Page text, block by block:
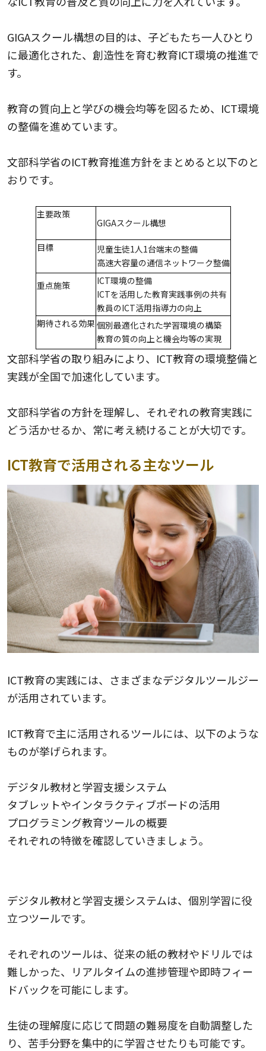
GIGAスクール構想の目的は、子どもたち一人ひとり
に最適化された、創造性を育む教育ICT環境の推進で
す。
教育の質向上と学びの機会均等を図るため、ICT環境
の整備を進めています。
文部科学省のICT教育推進方針をまとめると以下のと
おりです。
主要政策
GIGAスクール構想
目標
児童生徒1人1台端末の整備
高速大容量の通信ネットワーク整備
重点施策
ICT環境の整備
ICTを活用した教育実践事例の共有
教員のICT活用指導力の向上
期待される効果 個別最適化された学習環境の構築
教育の質の向上と機会均等の実現
文部科学省の取り組みにより、ICT教育の環境整備と
実践が全国で加速化しています。
文部科学省の方針を理解し、それぞれの教育実践に
どう活かせるか、常に考え続けることが大切です。
ICT教育で活用される主なツール
ICT教育の実践には、さまざまなデジタルツールジー
が活用されています。
ICT教育で主に活用されるツールには、以下のような
ものが挙げられます。
デジタル教材と学習支援システム
タブレットやインタラクティブボードの活用
プログラミング教育ツールの概要
それぞれの特徴を確認していきましょう。
デジタル教材と学習支援システムは、個別学習に役
立つツールです。
それぞれのツールは、従来の紙の教材やドリルでは
難しかった、リアルタイムの進捗管理や即時フィー
ドバックを可能にします。
生徒の理解度に応じて問題の難易度を自動調整した
り、苦手分野を集中的に学習させたりも可能です。